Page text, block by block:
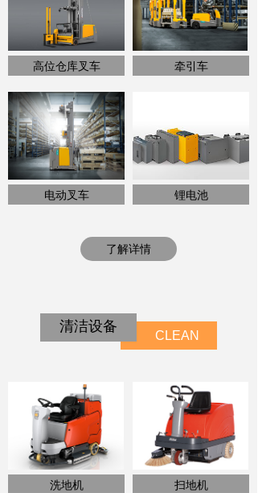
高位仓库叉车 牵引车
锂电池
电动叉车
了解详情
CLEAN
清洁设备
洗地机 扫地机